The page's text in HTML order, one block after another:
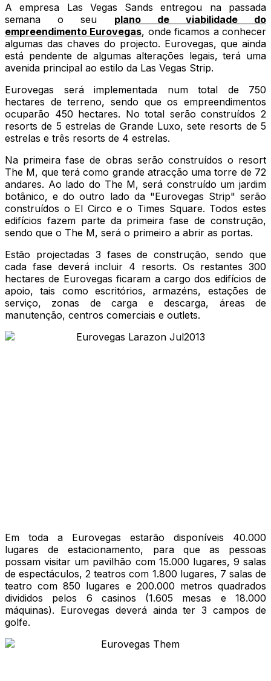
A empresa Las Vegas Sands entregou na passada
semana o seu plano de viabilidade do
empreendimento Eurovegas, onde ficamos a conhecer
algumas das chaves do projecto. Eurovegas, que ainda
está pendente de algumas alterações legais, terá uma
avenida principal ao estilo da Las Vegas Strip.
Eurovegas será implementada num total de 750
hectares de terreno, sendo que os empreendimentos
ocuparão 450 hectares. No total serão construídos 2
resorts de 5 estrelas de Grande Luxo, sete resorts de 5
estrelas e três resorts de 4 estrelas.
Na primeira fase de obras serão construídos o resort
The M, que terá como grande atracção uma torre de 72
andares. Ao lado do The M, será construído um jardim
botânico, e do outro lado da "Eurovegas Strip" serão
construídos o El Circo e o Times Square. Todos estes
edifícios fazem parte da primeira fase de construção,
sendo que o The M, será o primeiro a abrir as portas.
Estão projectadas 3 fases de construção, sendo que
cada fase deverá incluir 4 resorts. Os restantes 300
hectares de Eurovegas ficaram a cargo dos edifícios de
apoio, tais como escritórios, armazéns, estações de
serviço, zonas de carga e descarga, áreas de
manutenção, centros comerciais e outlets.
Em toda a Eurovegas estarão disponíveis 40.000
lugares de estacionamento, para que as pessoas
possam visitar um pavilhão com 15.000 lugares, 9 salas
de espectáculos, 2 teatros com 1.800 lugares, 7 salas de
teatro com 850 lugares e 200.000 metros quadrados
divididos pelos 6 casinos (1.605 mesas e 18.000
máquinas). Eurovegas deverá ainda ter 3 campos de
golfe.